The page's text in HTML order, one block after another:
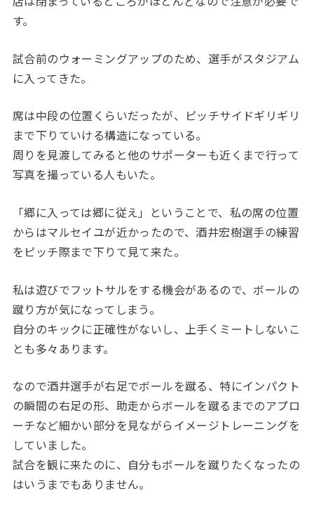
す。
試合前のウォーミングアップのため、選手がスタジアム
に入ってきた。
席は中段の位置くらいだったが、ピッチサイドギリギリ
まで下りていける構造になっている。
周りを見渡してみると他のサポーターも近くまで行って
写真を撮っている人もいた。
「郷に入っては郷に従え」ということで、私の席の位置
からはマルセイユが近かったので、酒井宏樹選手の練習
をピッチ際まで下りて見て来た。
私は遊びでフットサルをする機会があるので、ボールの
蹴り方が気になってしまう。
自分のキックに正確性がないし、上手くミートしないこ
とも多々あります。
なので酒井選手が右足でボールを蹴る、特にインパクト
の瞬間の右足の形、助走からボールを蹴るまでのアプロ
ーチなど細かい部分を見ながらイメージトレーニングを
していました。
試合を観に来たのに、自分もボールを蹴りたくなったの
はいうまでもありません。